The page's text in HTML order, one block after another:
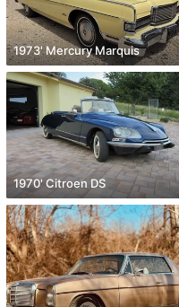
1973' Mercury Marquis
1970' Citroen DS